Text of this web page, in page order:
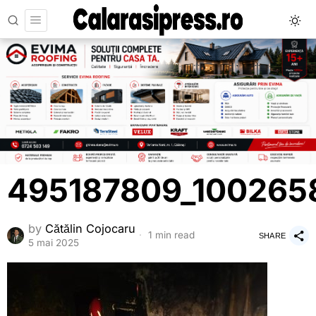
by Cătălin Cojocaru
5 mai 2025
1 min read SHARE